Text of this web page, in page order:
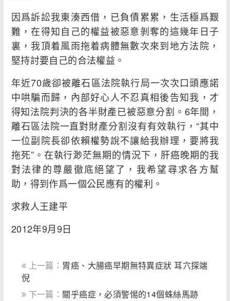
因爲訴訟我東湊西借，已負債累累，生活極爲艱
難，在得知自己的權益被惡意剝奪的這幾年日子
裏，我頂着風雨拖着病體無數次來到地方法院，
堅持討要自己的合法權益。
年近70歲卻被離石區法院執行局一次次口頭應諾
中哄騙而歸，內部好心人不忍真相後告知我，才
得知法院判決的各半財產已被惡意分割。6年間，
離石區法院一直對財產分割沒有有效執行，“其中
一位副院長卻依賴權勢說不讓給我辦理，要將我
拖死”。在執行渺茫無期的情況下，肝癌晚期的我
對法律的尊嚴徹底絕望了，我希望尋求各方幫
助，得到作爲一個公民應有的權利。
求救人王建平
2012年9月9日
上一篇： 胃癌、大腸癌早期無特異症狀 耳穴探端
倪
下一篇： 關乎癌症，必須警惕的14個蛛絲馬跡